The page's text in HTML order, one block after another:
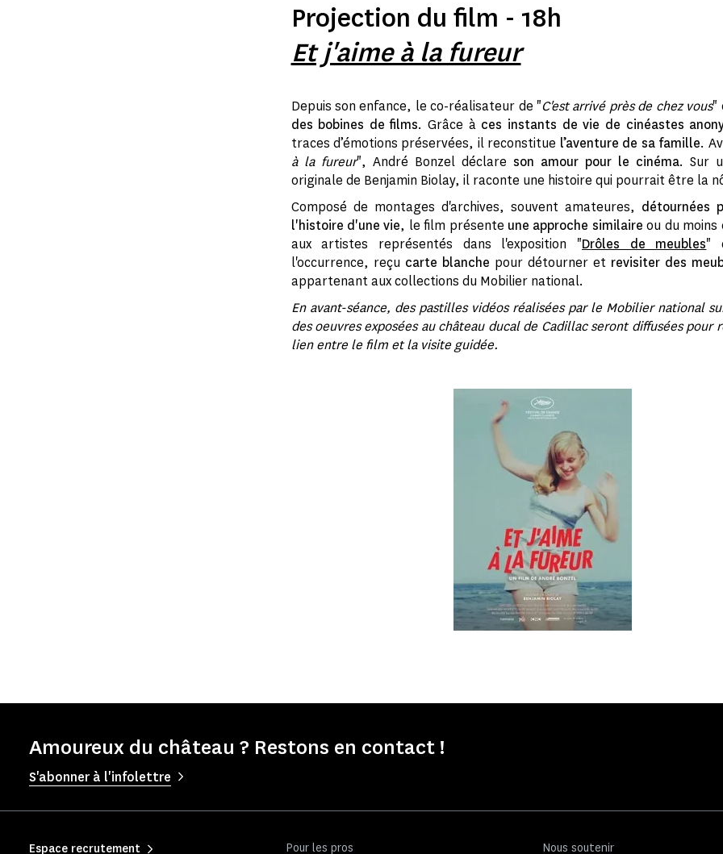
Projection du film - 18h
Et j'aime à la fureur
Depuis son enfance, le co-réalisateur de "C'est arrivé près de chez vous"
des bobines de films. Grâce à ces instants de vie de cinéastes
traces d’émotions préservées, il reconstitue l’aventure de sa famille.
à la fureur", André Bonzel déclare son amour pour le cinéma. Sur
originale de Benjamin Biolay, il raconte une histoire qui pourrait être la
Composé de montages d'archives, souvent amateures, détournées
l'histoire d'une vie, le film présente une approche similaire ou du
aux artistes représentés dans l'exposition "Drôles de meubles"
l'occurrence, reçu carte blanche pour détourner et revisiter des
appartenant aux collections du Mobilier national.
En avant-séance, des pastilles vidéos réalisées par le Mobilier national
des oeuvres exposées au château ducal de Cadillac seront diffusées pour
lien entre le film et la visite guidée.
Amoureux du château ? Restons en contact !
S'abonner à l'infolettre
Pour les pros Nous soutenir
Espace recrutement